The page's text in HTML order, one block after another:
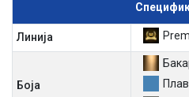
Линија
Боја